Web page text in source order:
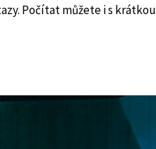
Počítat můžete i s krátkou